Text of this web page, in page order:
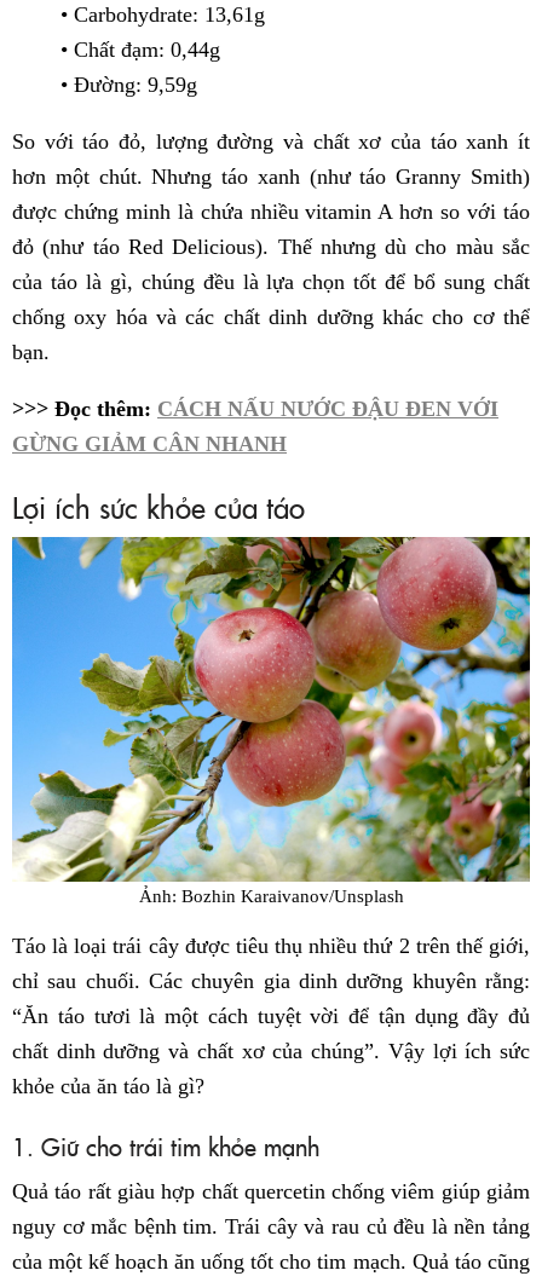
• Carbohydrate: 13,61g
• Chất đạm: 0,44g
• Đường: 9,59g
So với táo đỏ, lượng đường và chất xơ của táo xanh ít
hơn một chút. Nhưng táo xanh (như táo Granny Smith)
được chứng minh là chứa nhiều vitamin A hơn so với táo
đỏ (như táo Red Delicious). Thế nhưng dù cho màu sắc
của táo là gì, chúng đều là lựa chọn tốt để bổ sung chất
chống oxy hóa và các chất dinh dưỡng khác cho cơ thể
bạn.
>>> Đọc thêm: CÁCH NẤU NƯỚC ĐẬU ĐEN VỚI
GỪNG GIẢM CÂN NHANH
Lợi ích sức khỏe của táo
Ảnh: Bozhin Karaivanov/Unsplash
Táo là loại trái cây được tiêu thụ nhiều thứ 2 trên thế giới,
chỉ sau chuối. Các chuyên gia dinh dưỡng khuyên rằng:
“Ăn táo tươi là một cách tuyệt vời để tận dụng đầy đủ
chất dinh dưỡng và chất xơ của chúng”. Vậy lợi ích sức
khỏe của ăn táo là gì?
1. Giữ cho trái tim khỏe mạnh
Quả táo rất giàu hợp chất quercetin chống viêm giúp giảm
nguy cơ mắc bệnh tim. Trái cây và rau củ đều là nền tảng
của một kế hoạch ăn uống tốt cho tim mạch. Quả táo cũng